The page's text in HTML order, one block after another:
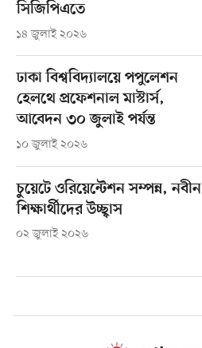
সিজিপিএতে
১৪ জুলাই ২০২৬
ঢাকা বিশ্ববিদ্যালয়ে পপুলেশন
হেলথে প্রফেশনাল মাস্টার্স,
আবেদন ৩০ জুলাই পর্যন্ত
১০ জুলাই ২০২৬
চুয়েটে ওরিয়েন্টেশন সম্পন্ন, নবীন
শিক্ষার্থীদের উচ্ছ্বাস
০২ জুলাই ২০২৬